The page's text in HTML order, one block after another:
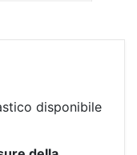
disponibile